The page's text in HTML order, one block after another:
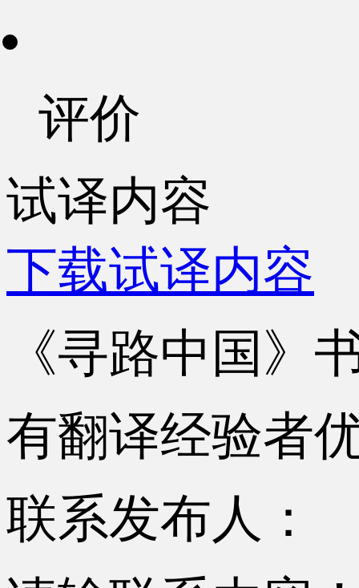
评价
试译内容
下载试译内容
《寻路中国》
有翻译经验者
联系发布人：